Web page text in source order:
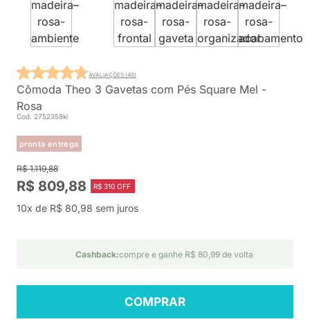
Cômoda Theo 3 Gavetas com Pés Square Mel -
Rosa
Cod. 2752358ki
pronta entrega
AVALIAÇÕES (48)
R$ 1.119,88
R$ 809,88 R$ 310 OFF
10x de R$ 80,98 sem juros
Cashback:compre e ganhe R$ 80,99 de volta
COMPRAR